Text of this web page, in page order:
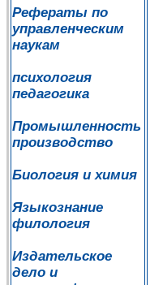
Рефераты по
управленческим
наукам
психология
педагогика
Промышленность
производство
Биология и химия
Языкознание
филология
Издательское
дело и